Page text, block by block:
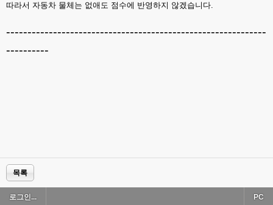
따라서 자동차 물체는 없애도 점수에 반영하지 않겠습니다.
-------------------------------------------------------------
----------
목록
로그인... PC